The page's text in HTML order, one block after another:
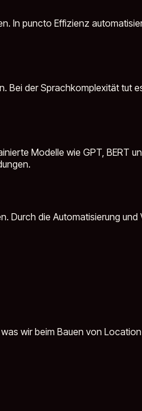
In puncto Effizienz
der Sprachkomplexität tut
Modelle wie GPT, BERT
die Automatisierung
wir beim Bauen von